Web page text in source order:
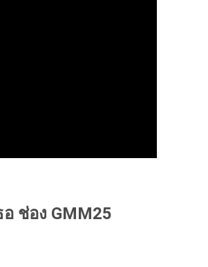
อ ช่อง GMM25